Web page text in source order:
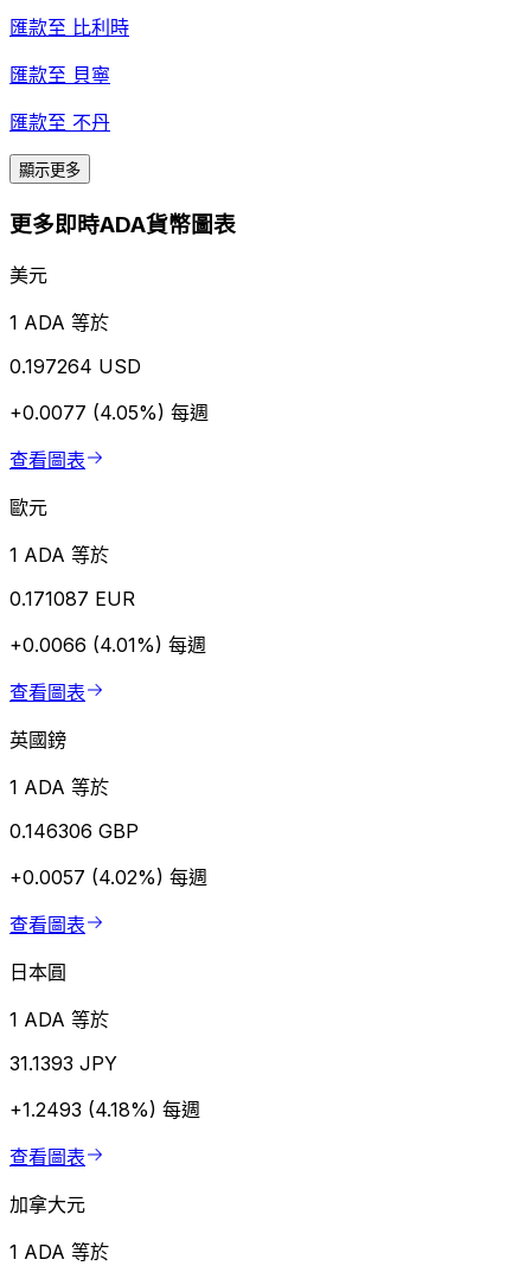
匯款至 比利時
匯款至 貝寧
匯款至 不丹
顯示更多
更多即時ADA貨幣圖表
美元
1 ADA 等於
0.197264 USD
+0.0077 (4.05%) 每週
查看圖表
歐元
1 ADA 等於
0.171087 EUR
+0.0066 (4.01%) 每週
查看圖表
英國鎊
1 ADA 等於
0.146306 GBP
+0.0057 (4.02%) 每週
查看圖表
日本圓
1 ADA 等於
31.1393 JPY
+1.2493 (4.18%) 每週
查看圖表
加拿大元
1 ADA 等於